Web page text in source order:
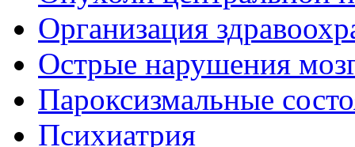
Организация
Острые нарушения
Пароксизмальные
Психиатрия